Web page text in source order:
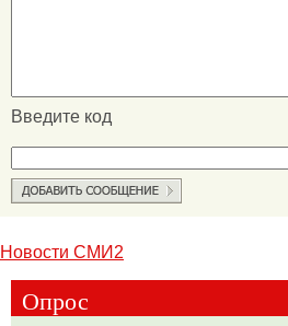
Введите код
Новости СМИ2
Опрос